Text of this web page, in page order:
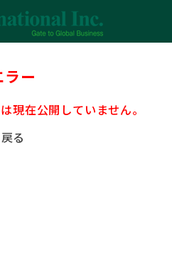
ラー
現在公開していません。